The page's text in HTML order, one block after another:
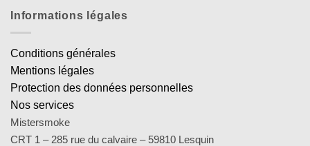
Informations légales
Conditions générales
Mentions légales
Protection des données personnelles
Nos services
Mistersmoke
CRT 1 – 285 rue du calvaire – 59810 Lesquin